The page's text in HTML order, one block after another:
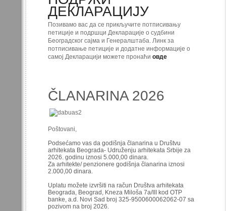
ДЕКЛАРАЦИЈУ
Позивамо вас да се прикључите потписивању
петиције и подршци Декларације о судбини
Београдског сајма и Генералштаба. Линк за
потписивање петиције и додатне информације о
самој Декларацији можете пронаћи овде
ČLANARINA 2026
Poštovani,
Podsećamo vas da godišnja članarina u Društvu
arhitekata Beograda- Udruženju arhitekata Srbije za
2026. godinu iznosi 5.000,00 dinara.
Za arhitekte/ penzionere godišnja članarina iznosi
2.000,00 dinara.
Uplatu možete izvršiti na račun Društva arhitekata
Beograda, Beograd, Kneza Miloša 7a/III kod OTP
banke, a.d. Novi Sad broj 325-9500600062062-07 sa
pozivom na broj 2026.